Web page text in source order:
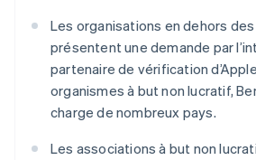
Les organisations en dehors
présentent une demande par
partenaire de vérification
organismes à but non lucratif,
charge de nombreux pays.
Les associations à but non